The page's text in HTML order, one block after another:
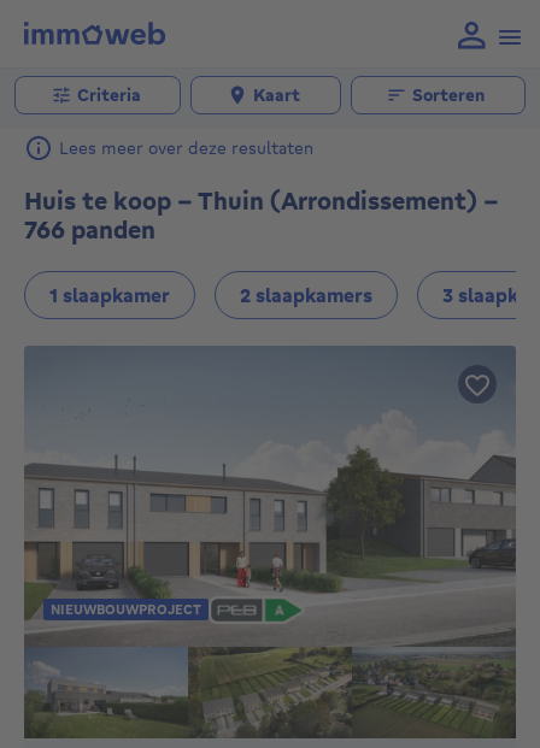
Criteria Kaart Sorteren
Lees meer over deze resultaten
Huis te koop - Thuin (Arrondissement) -
766 panden
1 slaapkamer 2 slaapkamers 3
NIEUWBOUWPROJECT